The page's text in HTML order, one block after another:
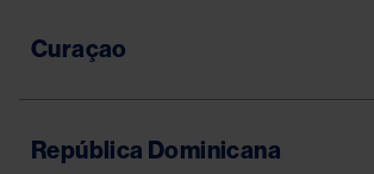
Curaçao
República Dominicana